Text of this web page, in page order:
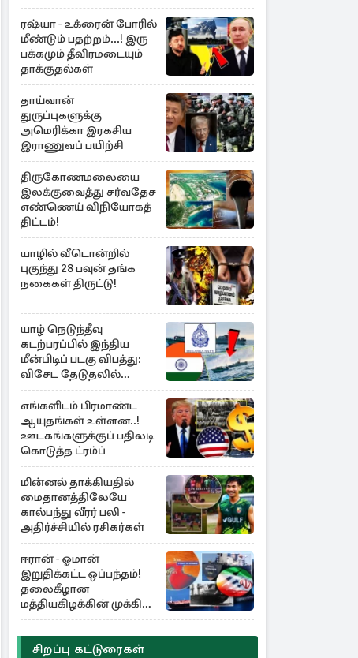
ரஷ்யா - உக்ரைன் போரில்
மீண்டும் பதற்றம்...! இரு
பக்கமும் தீவிரமடையும்
தாக்குதல்கள்
தாய்வான்
துருப்புகளுக்கு
அமெரிக்கா இரகசிய
இராணுவப் பயிற்சி
திருகோணமலையை
இலக்குவைத்து சர்வதேச
எண்ணெய் விநியோகத்
திட்டம்!
யாழில் வீடொன்றில்
புகுந்து 28 பவுன் தங்க
நகைகள் திருட்டு!
யாழ் நெடுந்தீவு
கடற்பரப்பில் இந்திய
மீன்பிடிப் படகு விபத்து:
விசேட தேடுதலில்
இலங்கை கடற்படை
எங்களிடம் பிரமாண்ட
ஆயுதங்கள் உள்ளன..!
ஊடகங்களுக்குப் பதிலடி
கொடுத்த ட்ரம்ப்
மின்னல் தாக்கியதில்
மைதானத்திலேயே
கால்பந்து வீரர் பலி -
அதிர்ச்சியில் ரசிகர்கள்
ஈரான் - ஓமான்
இறுதிக்கட்ட ஒப்பந்தம்!
தலைகீழான
மத்தியகிழக்கின் முக்கிய
பங்கு குறியீடுகள்
சிறப்பு கட்டுரைகள்